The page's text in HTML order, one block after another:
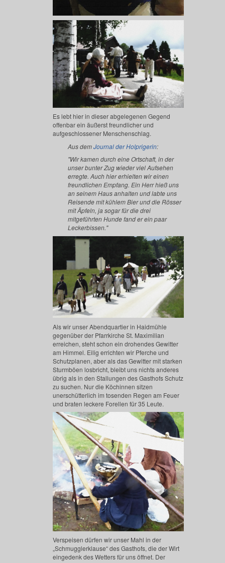
Es lebt hier in dieser abgelegenen Gegend
offenbar ein äußerst freundlicher und
aufgeschlossener Menschenschlag.
Aus demJournal der Holprigerin:
"Wir kamen durch eine Ortschaft, in der
unser bunter Zug wieder viel Aufsehen
erregte. Auch hier erhielten wir einen
freundlichen Empfang. Ein Herr hieß uns
an seinem Haus anhalten und labte uns
Reisende mit kühlem Bier und die Rösser
mit Äpfeln, ja sogar für die drei
mitgeführten Hunde fand er ein paar
Leckerbissen."
Als wir unser Abendquartier in Haidmühle
gegenüber der Pfarrkirche St. Maximilian
erreichen, steht schon ein drohendes Gewitter
am Himmel. Eilig errichten wir Pferche und
Schutzplanen, aber als das Gewitter mit starken
Sturmböen losbricht, bleibt uns nichts anderes
übrig als in den Stallungen des Gasthofs Schutz
zu suchen. Nur die Köchinnen sitzen
unerschütterlich im tosenden Regen am Feuer
und braten leckere Forellen für 35 Leute.
Verspeisen dürfen wir unser Mahl in der
„Schmugglerklause“ des Gasthofs, die der Wirt
eingedenk des Wetters für uns öffnet. Der